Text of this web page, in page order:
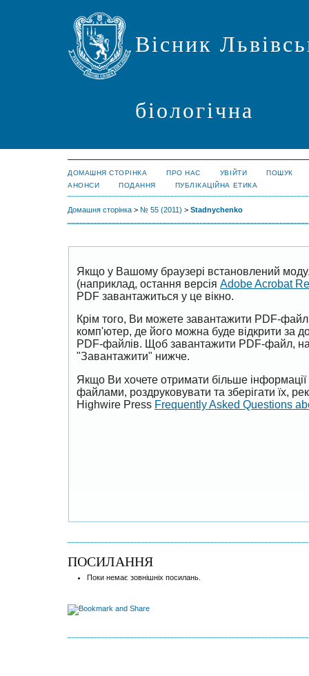
Вісник
біологічна
ДОМАШНЯ СТОРІНКА ПРО НАС УВІЙТИ
ПОШУК
АНОНСИ
ПОДАННЯ ПУБЛІКАЦІЙНА ЕТИКА
Домашня сторінка > № 55 (2011) > Stadnychenko
Якщо у Вашому браузері встановлений
(наприклад, остання версія Adobe Acrobat
PDF завантажиться у це вікно.
Крім того, Ви можете завантажити PDF-
комп'ютер, де його можна буде відкрити за
PDF-файлів. Щоб завантажити PDF-файл,
"Завантажити" нижче.
Якщо Ви хочете отримати більше
файлами, роздруковувати та зберігати їх,
Highwire Press Frequently Asked Questions
ПОСИЛАННЯ
Поки немає зовнішніх посилань.